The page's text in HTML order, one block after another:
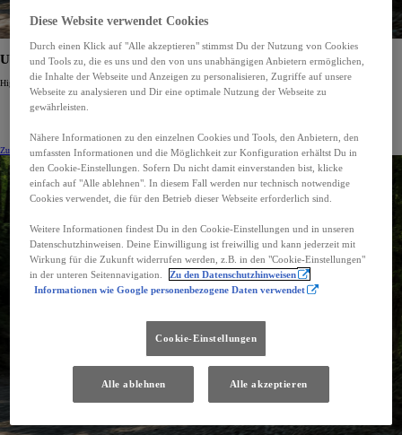
Urban Cruiser
Highlights (ausstattungsabhängig)
Kompakte Länge mit 4.285 mm
Rücksitzbank, verschiebbar für optimale Raumnutzung
Zur ModellseiteUrban Cruiser konfigurieren
Diese Website verwendet Cookies
Durch einen Klick auf "Alle akzeptieren" stimmst Du der Nutzung von Cookies
und Tools zu, die es uns und den von uns unabhängigen Anbietern ermöglichen,
die Inhalte der Webseite und Anzeigen zu personalisieren, Zugriffe auf unsere
Webseite zu analysieren und Dir eine optimale Nutzung der Webseite zu
gewährleisten.
Nähere Informationen zu den einzelnen Cookies und Tools, den Anbietern, den
umfassten Informationen und die Möglichkeit zur Konfiguration erhältst Du in
den Cookie-Einstellungen. Sofern Du nicht damit einverstanden bist, klicke
einfach auf "Alle ablehnen". In diesem Fall werden nur technisch notwendige
Cookies verwendet, die für den Betrieb dieser Webseite erforderlich sind.
Weitere Informationen findest Du in den Cookie-Einstellungen und in unseren
Datenschutzhinweisen. Deine Einwilligung ist freiwillig und kann jederzeit mit
Wirkung für die Zukunft widerrufen werden, z.B. in den "Cookie-Einstellungen"
in der unteren Seitennavigation.
Zu den Datenschutzhinweisen
Informationen wie Google personenbezogene Daten verwendet
Cookie-Einstellungen
Alle ablehnen Alle akzeptieren